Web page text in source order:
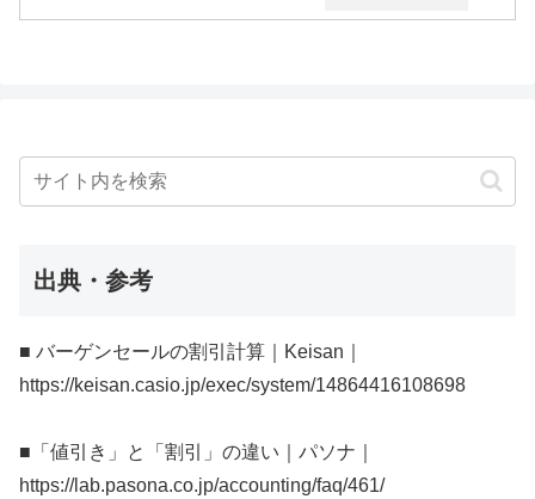
出典・参考
■ バーゲンセールの割引計算｜Keisan｜
https://keisan.casio.jp/exec/system/14864416108698
■「値引き」と「割引」の違い｜パソナ｜
https://lab.pasona.co.jp/accounting/faq/461/